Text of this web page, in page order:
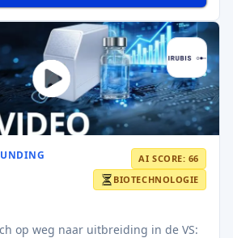
AI SCORE: 66
BIOTECHNOLOGIE
op weg naar uitbreiding in de VS: